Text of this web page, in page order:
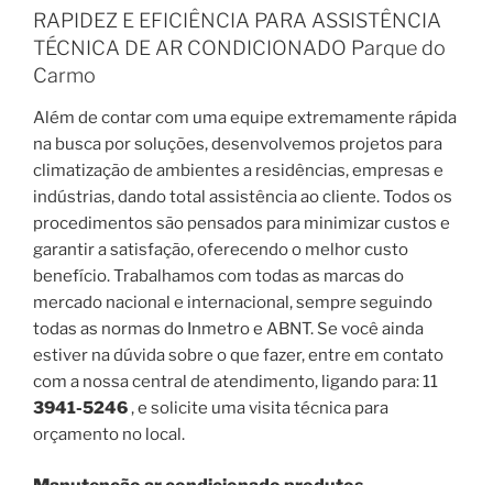
RAPIDEZ E EFICIÊNCIA PARA ASSISTÊNCIA
TÉCNICA DE AR CONDICIONADO Parque do
Carmo
Além de contar com uma equipe extremamente rápida
na busca por soluções, desenvolvemos projetos para
climatização de ambientes a residências, empresas e
indústrias, dando total assistência ao cliente. Todos os
procedimentos são pensados para minimizar custos e
garantir a satisfação, oferecendo o melhor custo
benefício. Trabalhamos com todas as marcas do
mercado nacional e internacional, sempre seguindo
todas as normas do Inmetro e ABNT. Se você ainda
estiver na dúvida sobre o que fazer, entre em contato
com a nossa central de atendimento, ligando para: 11
3941-5246, e solicite uma visita técnica para
orçamento no local.